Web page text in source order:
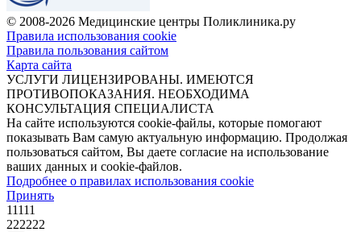
© 2008-2026 Медицинские центры Поликлиника.ру
Правила использования cookie
Правила пользования сайтом
Карта сайта
УСЛУГИ ЛИЦЕНЗИРОВАНЫ. ИМЕЮТСЯ
ПРОТИВОПОКАЗАНИЯ. НЕОБХОДИМА
КОНСУЛЬТАЦИЯ СПЕЦИАЛИСТА
На сайте используются cookie-файлы, которые помогают
показывать Вам самую актуальную информацию. Продолжая
пользоваться сайтом, Вы даете согласие на использование
ваших данных и cookie-файлов.
Подробнее о правилах использования cookie
Принять
11111
222222